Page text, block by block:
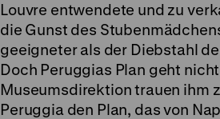
Louvre entwendete und zu
die Gunst des
geeigneter als der Diebstahl
Doch Peruggias Plan geht
Museumsdirektion trauen ihm
Peruggia den Plan, das von